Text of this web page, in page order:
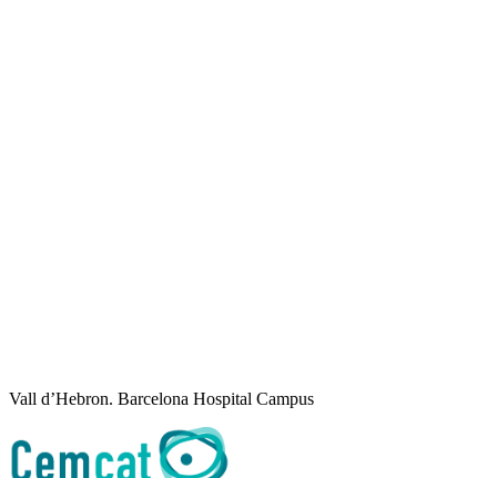
Vall d’Hebron. Barcelona Hospital Campus